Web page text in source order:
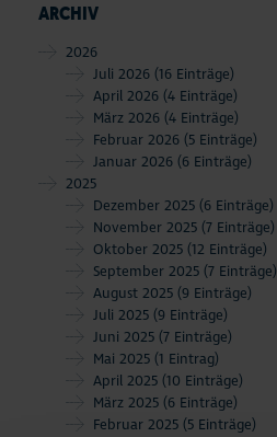
ARCHIV
2026
Juli 2026 (16 Einträge)
April 2026 (4 Einträge)
März 2026 (4 Einträge)
Februar 2026 (5 Einträge)
Januar 2026 (6 Einträge)
2025
Dezember 2025 (6 Einträge)
November 2025 (7 Einträge)
Oktober 2025 (12 Einträge)
September 2025 (7 Einträge)
August 2025 (9 Einträge)
Juli 2025 (9 Einträge)
Juni 2025 (7 Einträge)
Mai 2025 (1 Eintrag)
April 2025 (10 Einträge)
März 2025 (6 Einträge)
Februar 2025 (5 Einträge)